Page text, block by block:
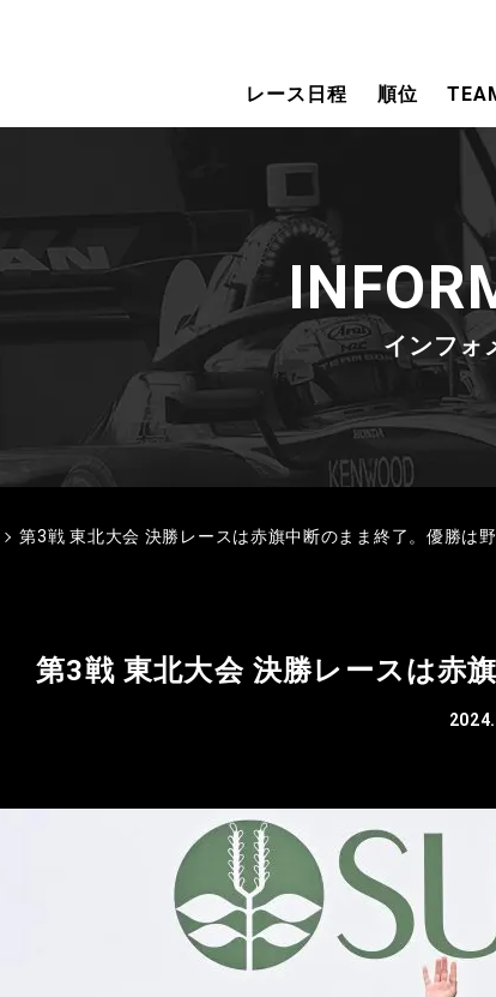
レース日程 順位
インフォ
第3戦 東北大会 決勝レースは赤旗中断のまま終了。優勝は
第3戦 東北大会 決勝レースは赤